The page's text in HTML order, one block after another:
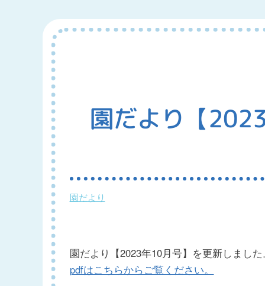
園だより【
園だより
園だより【2023年10月号】を更新しました
pdfはこちらからご覧ください。